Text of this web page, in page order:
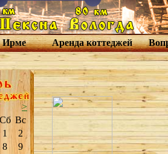
Ирме Аренда коттеджей
>
Сб Вс
1
2
8
9